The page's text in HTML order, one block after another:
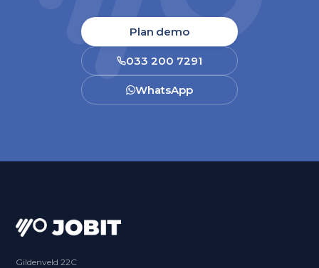
Plan demo
033 200 7291
WhatsApp
Gildenveld 22C